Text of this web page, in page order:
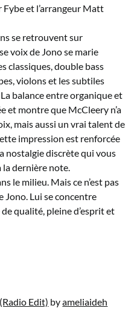
et l’arrangeur Matt
se retrouvent sur
voix de Jono se marie
classiques, double bass
violons et les subtiles
balance entre organique et
et montre que McCleery n’a
mais aussi un vrai talent de
impression est renforcée
nostalgie discrète qui vous
la dernière note.
le milieu. Mais ce n’est pas
Jono. Lui se concentre
qualité, pleine d’esprit et
Edit) byameliaideh